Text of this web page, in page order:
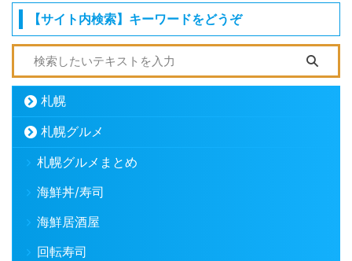
【サイト内検索】キーワードをどうぞ
札幌
札幌グルメ
札幌グルメまとめ
海鮮丼/寿司
海鮮居酒屋
回転寿司